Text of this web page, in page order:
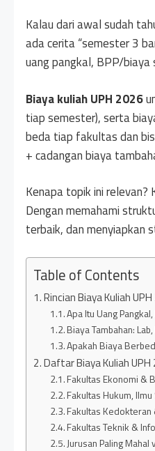
Kalau dari awal sudah
ada cerita “semester 3
uang pangkal, BPP/
Biaya kuliah UPH 2026
tiap semester), serta
beda tiap fakultas dan
+ cadangan biaya
Kenapa topik ini relevan?
Dengan memahami
terbaik, dan menyiapkan
Table of Contents
Rincian Biaya Kuliah
Apa Itu Uang
Biaya Tambahan:
Apakah Biaya
Daftar Biaya Kuliah
Fakultas Ekonomi &
Fakultas Hukum,
Fakultas Kedokteran
Fakultas Teknik &
Jurusan Paling